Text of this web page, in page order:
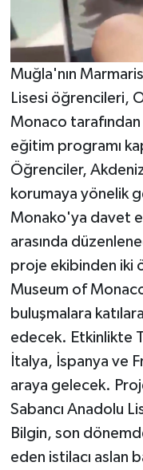
Muğla'nın
Lisesi öğrencileri,
Monaco
eğitim programı
Öğrenciler,
korumaya yönelik
Monako'ya davet
arasında
proje ekibinden iki
Museum of
buluşmalara
edecek. Etkinlikte
İtalya, İspanya ve
araya gelecek.
Sabancı Anadolu
Bilgin, son
eden istilacı aslan